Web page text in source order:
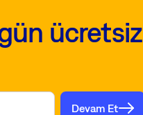
ücretsiz
Devam Et